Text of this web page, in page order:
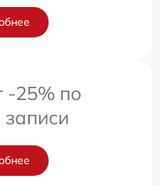
-25% по